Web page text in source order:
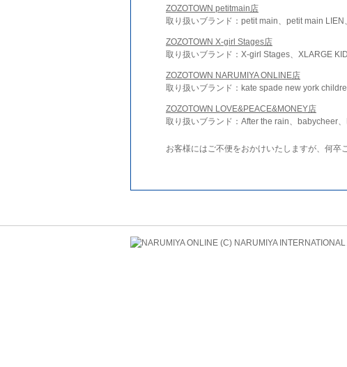
ZOZOTOWN petitmain店
取り扱いブランド：petit main、petit main LIEN
ZOZOTOWN X-girl Stages店
取り扱いブランド：X-girl Stages、XLARGE
ZOZOTOWN NARUMIYA ONLINE店
取り扱いブランド：kate spade new york
ZOZOTOWN LOVE&PEACE&MONEY店
取り扱いブランド：After the rain、babycheer
お客様にはご不便をおかけいたしますが、何卒